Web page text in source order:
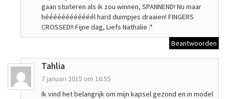
gaan stuiteren als ik zou winnen, SPANNEND! Nu maar
héééééééééééél hard duimpjes draaien! FINGERS
CROSSED!! Fijne dag, Liefs Nathalie :*
Beantwoorden
Tahlia
7 januari 2015 om 16:55
Ik vind het belangrijk om mijn kapsel gezond en in model